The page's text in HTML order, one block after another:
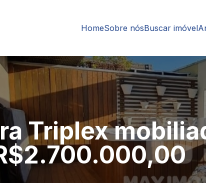
HomeSobre nósBuscar imóvel
Triplex